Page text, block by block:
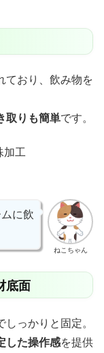
ており、飲み物を
取りも簡単です。
加工
ねこちゃん
に飲
底面
しっかりと固定。
した操作感を提供